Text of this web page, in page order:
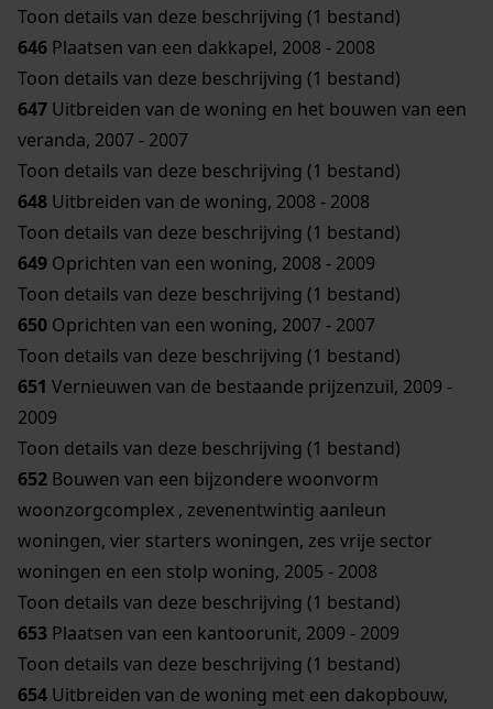
Toon details van deze beschrijving (1 bestand)
646 Plaatsen van een dakkapel, 2008 - 2008
Toon details van deze beschrijving (1 bestand)
647 Uitbreiden van de woning en het bouwen van een
veranda, 2007 - 2007
Toon details van deze beschrijving (1 bestand)
648 Uitbreiden van de woning, 2008 - 2008
Toon details van deze beschrijving (1 bestand)
649 Oprichten van een woning, 2008 - 2009
Toon details van deze beschrijving (1 bestand)
650 Oprichten van een woning, 2007 - 2007
Toon details van deze beschrijving (1 bestand)
651 Vernieuwen van de bestaande prijzenzuil, 2009 -
2009
Toon details van deze beschrijving (1 bestand)
652 Bouwen van een bijzondere woonvorm
woonzorgcomplex , zevenentwintig aanleun
woningen, vier starters woningen, zes vrije sector
woningen en een stolp woning, 2005 - 2008
Toon details van deze beschrijving (1 bestand)
653 Plaatsen van een kantoorunit, 2009 - 2009
Toon details van deze beschrijving (1 bestand)
654 Uitbreiden van de woning met een dakopbouw,